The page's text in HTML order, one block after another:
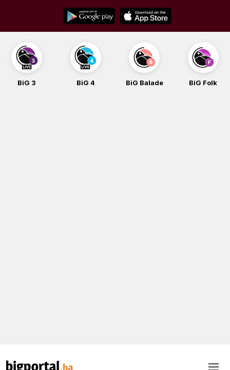
content
BiG 3 BiG 4 BiG Balade BiG Folk